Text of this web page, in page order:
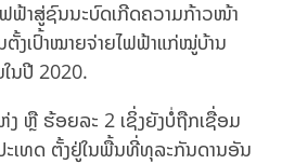
ຟ້າສູ່ຊົນນະບົດເກີດຄວາມກ້າວໜ້າ
ຕັ້ງເປົ້າໝາຍຈ່າຍໄຟຟ້າແກ່ໝູ່ບ້ານ
ນປີ 2020.
ຫຼື ຮ້ອຍລະ 2 ເຊິ່ງຍັງບໍ່ຖືກເຊື່ອມ
ະເທດ ຕັ້ງຢູ່ໃນພື້ນທີ່ທຸລະກັນດານອັນ